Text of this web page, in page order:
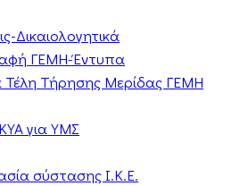
Δικαιολογητικά
ΓΕΜΗ-Έντυπα
Τέλη Τήρησης Μερίδας ΓΕΜΗ
για ΥΜΣ
σύστασης Ι.Κ.Ε.